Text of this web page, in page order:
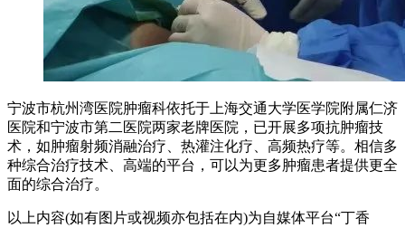
宁波市杭州湾医院肿瘤科依托于上海交通大学医学院附属仁济
医院和宁波市第二医院两家老牌医院，已开展多项抗肿瘤技
术，如肿瘤射频消融治疗、热灌注化疗、高频热疗等。相信多
种综合治疗技术、高端的平台，可以为更多肿瘤患者提供更全
面的综合治疗。
以上内容(如有图片或视频亦包括在内)为自媒体平台“丁香